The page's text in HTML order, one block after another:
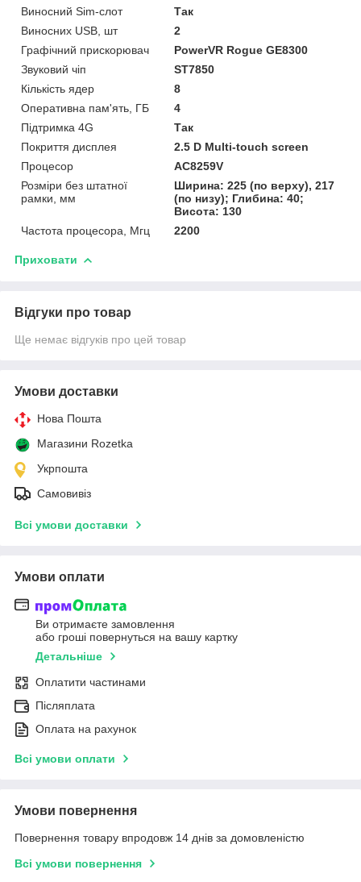
Виносний Sim-слот
Так
Виносних USB, шт
2
Графічний прискорювач
PowerVR Rogue GE8300
Звуковий чіп
ST7850
Кількість ядер
8
Оперативна пам'ять, ГБ
4
Підтримка 4G
Так
Покриття дисплея
2.5 D Multi-touch screen
Процесор
AC8259V
Розміри без штатної
рамки, мм
Ширина: 225 (по верху), 217
(по низу); Глибина: 40;
Висота: 130
Частота процесора, Мгц
2200
Приховати
Відгуки про товар
Ще немає відгуків про цей товар
Умови доставки
Нова Пошта
Магазини Rozetka
Укрпошта
Самовивіз
Всі умови доставки
Умови оплати
Ви отримаєте замовлення
або гроші повернуться на вашу картку
Детальніше
Оплатити частинами
Післяплата
Оплата на рахунок
Всі умови оплати
Умови повернення
Повернення товару впродовж 14 днів за домовленістю
Всі умови повернення